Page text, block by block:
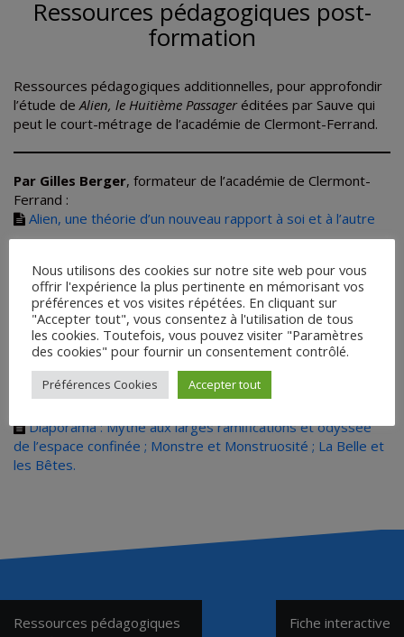
Ressources pédagogiques post-
formation
Ressources pédagogiques additionnelles, pour approfondir
l’étude deAlien, le Huitième Passageréditées par Sauve qui
peut le court-métrage de l’académie de Clermont-Ferrand.
Par Gilles Berger, formateur de l’académie de Clermont-
Ferrand :
Alien, une théorie d’un nouveau rapport à soi et à l’autre
Par Jérôme Peyrel, formateur de l’académie de Clermont-
Ferrand :
Diaporama : la science-fiction
Diaporama : l’horreur
Diaporama : Mythe aux larges ramifications et odyssée
de l’espace confinée ; Monstre et Monstruosité ; La Belle et
les Bêtes.
Navigation
Ressources pédagogiques
Fiche interactive
Nous utilisons des cookies sur notre site web pour vous
offrir l'expérience la plus pertinente en mémorisant vos
préférences et vos visites répétées. En cliquant sur
"Accepter tout", vous consentez à l'utilisation de tous
les cookies. Toutefois, vous pouvez visiter "Paramètres
des cookies" pour fournir un consentement contrôlé.
Préférences Cookies Accepter tout